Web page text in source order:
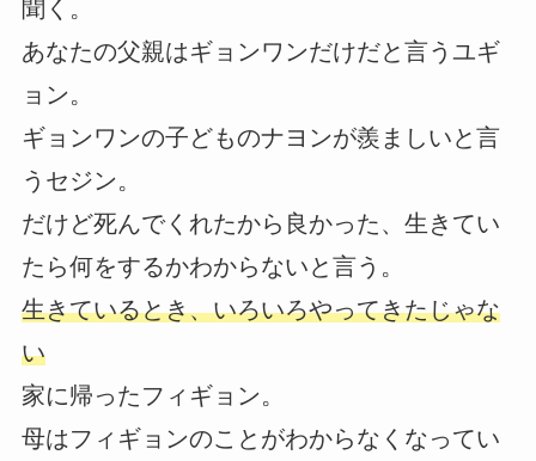
聞く。
あなたの父親はギョンワンだけだと言うユギ
ョン。
ギョンワンの子どものナヨンが羨ましいと言
うセジン。
だけど死んでくれたから良かった、生きてい
たら何をするかわからないと言う。
生きているとき、いろいろやってきたじゃな
い
家に帰ったフィギョン。
母はフィギョンのことがわからなくなってい